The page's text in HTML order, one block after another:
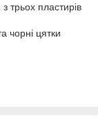
трьох пластирів
чорні цятки